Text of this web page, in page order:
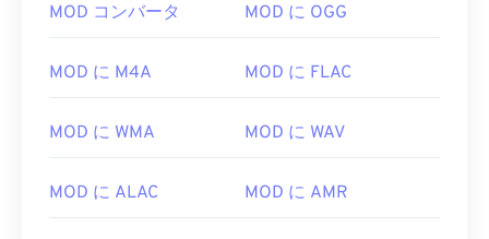
MOD コンバータ MOD に OGG
MOD に M4A MOD に FLAC
MOD に WMA MOD に WAV
MOD に ALAC MOD に AMR